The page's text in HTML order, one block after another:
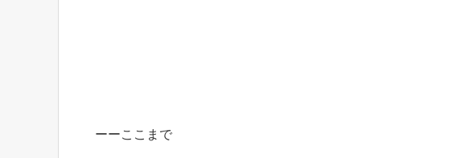
ーーここまで